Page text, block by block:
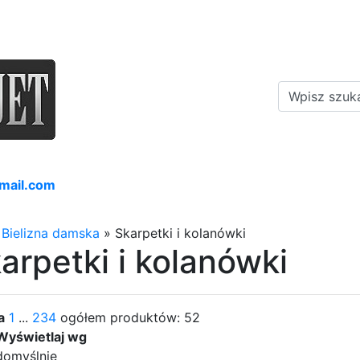
Bielizna damska » Skarpetki i kolanówki
i kolanówki
1 ... 234 ogółem produktów: 52
wg